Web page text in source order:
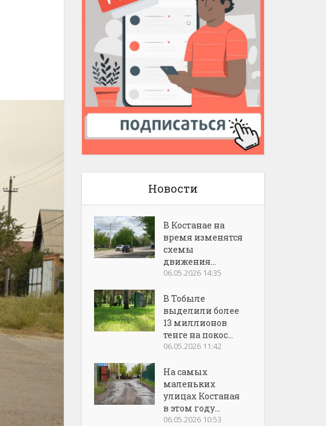
Новости
В Костанае на
время изменятся
схемы
движения...
06.05.2026 14:35
В Тобыле
выделили более
13 миллионов
тенге на покос...
06.05.2026 11:42
На самых
маленьких
улицах Костаная
в этом году...
06.05.2026 10:53